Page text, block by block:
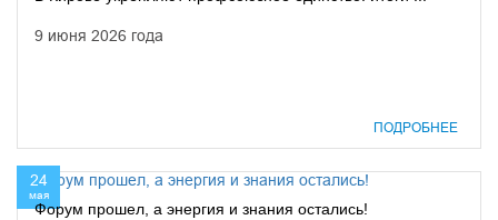
9 июня 2026 года
ПОДРОБНЕЕ
24
мая
Форум прошел, а энергия и знания остались!